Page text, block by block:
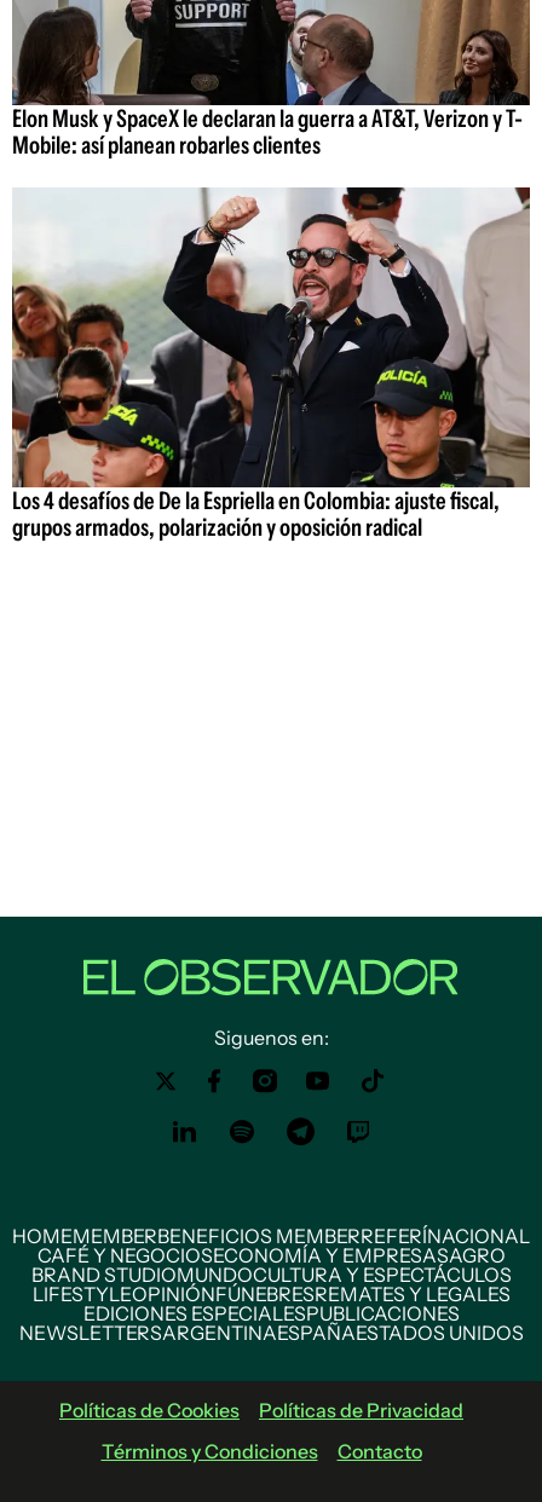
Elon Musk y SpaceX le declaran la guerra a AT&T, Verizon y T-
Mobile: así planean robarles clientes
Los 4 desafíos de De la Espriella en Colombia: ajuste fiscal,
grupos armados, polarización y oposición radical
Siguenos en:
HOMEMEMBERBENEFICIOS MEMBERREFERÍNACIONAL
CAFÉ Y NEGOCIOSECONOMÍA Y EMPRESASAGRO
BRAND STUDIOMUNDOCULTURA Y ESPECTÁCULOS
LIFESTYLEOPINIÓNFÚNEBRESREMATES Y LEGALES
EDICIONES ESPECIALESPUBLICACIONES
NEWSLETTERSARGENTINAESPAÑAESTADOS UNIDOS
Políticas de Cookies
Políticas de Privacidad
Términos y Condiciones
Contacto